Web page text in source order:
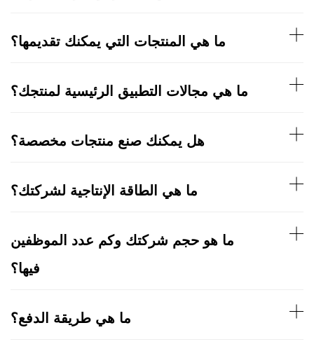
ما هي المنتجات التي يمكنك تقديمها؟
ما هي مجالات التطبيق الرئيسية لمنتجك؟
هل يمكنك صنع منتجات مخصصة؟
ما هي الطاقة الإنتاجية لشركتك؟
ما هو حجم شركتك وكم عدد الموظفين
فيها؟
ما هي طريقة الدفع؟